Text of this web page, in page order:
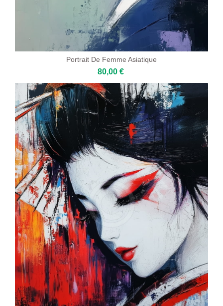
Portrait De Femme Asiatique
80,00 €